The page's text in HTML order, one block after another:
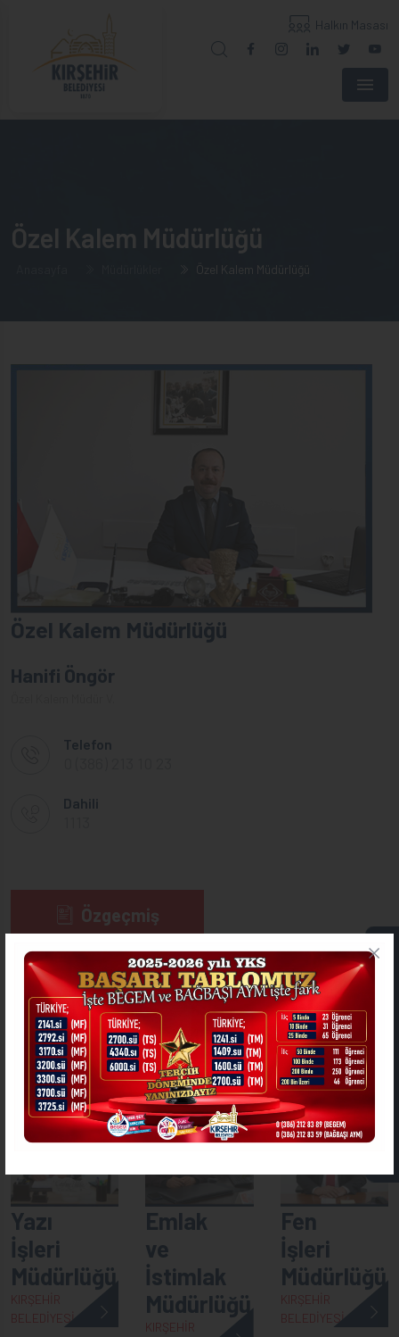
Halkın Masası
Menu
Özel Kalem Müdürlüğü
Özel Kalem Müdürlüğü
Özel Kalem Müdürlüğü
Hanifi Öngör
Telefon
Dahili
Özgeçmiş
Görevleri Dosyalar
Kırşehir Belediyesi
DİĞER MÜDÜRLÜKLER
Yazı
İşleri
Müdürlüğü
KIRŞEHİR
BELEDİYESİ
Emlak
ve
İstimlak
Müdürlüğü
KIRŞEHİR
Fen
İşleri
Müdürlüğü
KIRŞEHİR
BELEDİYESİ
ONLİNE İŞLEMLER